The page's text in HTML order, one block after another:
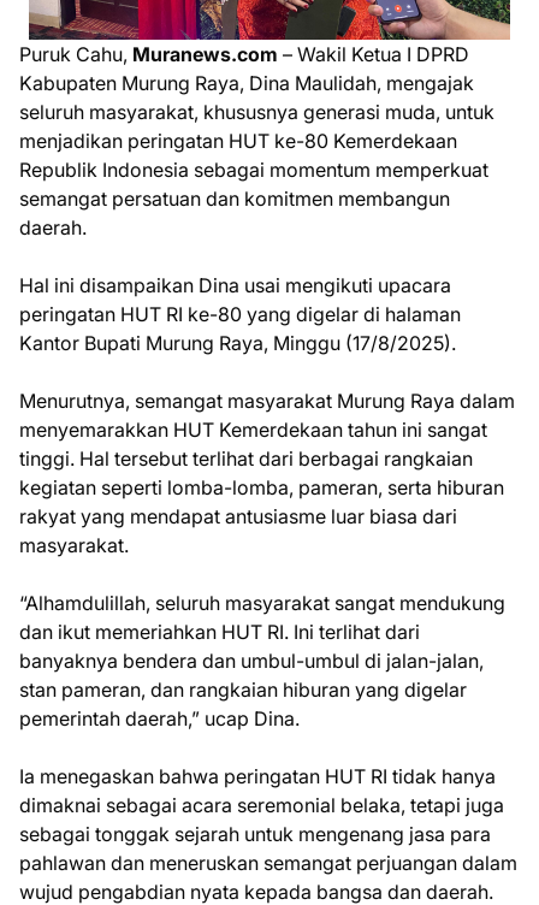
Puruk Cahu, Muranews.com – Wakil Ketua I DPRD
Kabupaten Murung Raya, Dina Maulidah, mengajak
seluruh masyarakat, khususnya generasi muda, untuk
menjadikan peringatan HUT ke-80 Kemerdekaan
Republik Indonesia sebagai momentum memperkuat
semangat persatuan dan komitmen membangun
daerah.
Hal ini disampaikan Dina usai mengikuti upacara
peringatan HUT RI ke-80 yang digelar di halaman
Kantor Bupati Murung Raya, Minggu (17/8/2025).
Menurutnya, semangat masyarakat Murung Raya dalam
menyemarakkan HUT Kemerdekaan tahun ini sangat
tinggi. Hal tersebut terlihat dari berbagai rangkaian
kegiatan seperti lomba-lomba, pameran, serta hiburan
rakyat yang mendapat antusiasme luar biasa dari
masyarakat.
“Alhamdulillah, seluruh masyarakat sangat mendukung
dan ikut memeriahkan HUT RI. Ini terlihat dari
banyaknya bendera dan umbul-umbul di jalan-jalan,
stan pameran, dan rangkaian hiburan yang digelar
pemerintah daerah,” ucap Dina.
Ia menegaskan bahwa peringatan HUT RI tidak hanya
dimaknai sebagai acara seremonial belaka, tetapi juga
sebagai tonggak sejarah untuk mengenang jasa para
pahlawan dan meneruskan semangat perjuangan dalam
wujud pengabdian nyata kepada bangsa dan daerah.